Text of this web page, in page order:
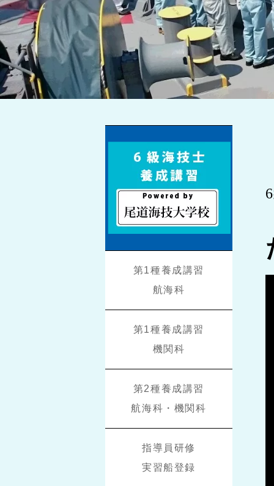
第1種養成講習
航海科
第1種養成講習
機関科
第2種養成講習
航海科・機関科
指導員研修
実習船登録